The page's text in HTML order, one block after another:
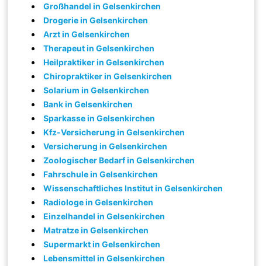
Großhandel in Gelsenkirchen
Drogerie in Gelsenkirchen
Arzt in Gelsenkirchen
Therapeut in Gelsenkirchen
Heilpraktiker in Gelsenkirchen
Chiropraktiker in Gelsenkirchen
Solarium in Gelsenkirchen
Bank in Gelsenkirchen
Sparkasse in Gelsenkirchen
Kfz-Versicherung in Gelsenkirchen
Versicherung in Gelsenkirchen
Zoologischer Bedarf in Gelsenkirchen
Fahrschule in Gelsenkirchen
Wissenschaftliches Institut in Gelsenkirchen
Radiologe in Gelsenkirchen
Einzelhandel in Gelsenkirchen
Matratze in Gelsenkirchen
Supermarkt in Gelsenkirchen
Lebensmittel in Gelsenkirchen